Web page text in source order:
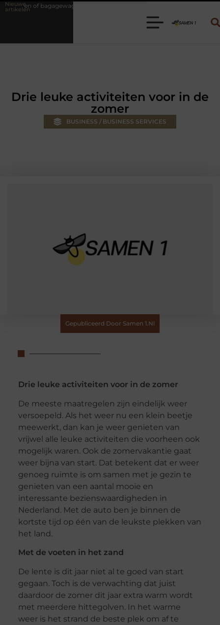
Nieuwe
artikelenhuren? Kies de juiste aanhanger voor jouw klus
Drie leuke activiteiten voor in de
zomer
BUSINESS / BUSINESS SERVICES
Gepubliceerd Door Samen 1.nl
Drie leuke activiteiten voor in de zomer
De meeste maatregelen zijn eindelijk weer
versoepeld. Als het weer nu een klein beetje
meewerkt, dan kan je weer genieten van
vrijwel alle leuke activiteiten die voorheen ook
mogelijk waren. Ook de zomervakantie gaat
weer bijna van start. Dat betekent dat er weer
genoeg ruimte is om samen met je gezin te
genieten van een aantal mooie en
interessante bezienswaardigheden in
Nederland. Met de auto ben je binnen de
kortste tijd op één van de leukste plekken van
het land.
Met de voeten in het zand
De lente is dit jaar niet al te goed van start
gegaan. Toch is de verwachting dat juist
daardoor de zomer dit jaar extra warm wordt
met meerdere hittegolven. In het warme
weer is het strand de beste plek om af te